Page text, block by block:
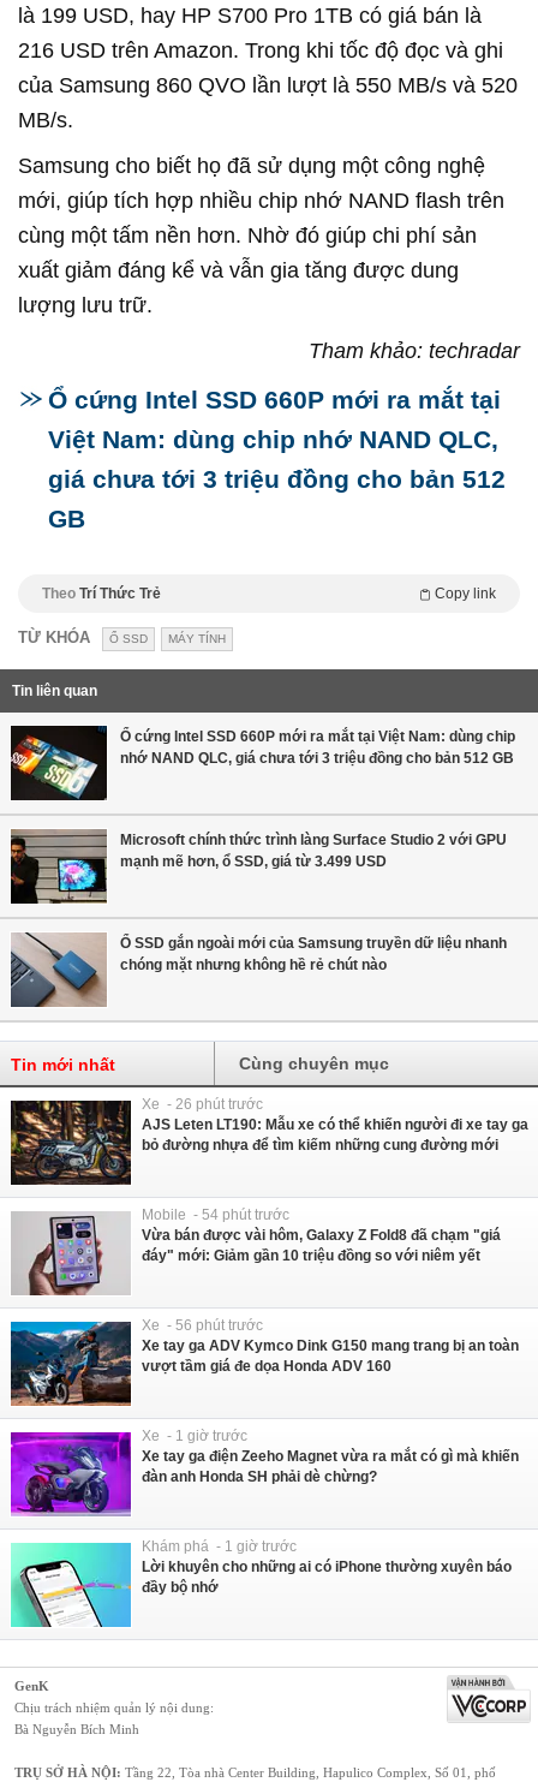
là 199 USD, hay HP S700 Pro 1TB có giá bán là
216 USD trên Amazon. Trong khi tốc độ đọc và ghi
của Samsung 860 QVO lần lượt là 550 MB/s và 520
MB/s.
Samsung cho biết họ đã sử dụng một công nghệ
mới, giúp tích hợp nhiều chip nhớ NAND flash trên
cùng một tấm nền hơn. Nhờ đó giúp chi phí sản
xuất giảm đáng kể và vẫn gia tăng được dung
lượng lưu trữ.
Tham khảo: techradar
Ổ cứng Intel SSD 660P mới ra mắt tại
Việt Nam: dùng chip nhớ NAND QLC,
giá chưa tới 3 triệu đồng cho bản 512
GB
Theo Trí Thức Trẻ Copy link
TỪ KHÓA Ổ SSD MÁY TÍNH
Tin liên quan
Ổ cứng Intel SSD 660P mới ra mắt tại Việt Nam: dùng chip
nhớ NAND QLC, giá chưa tới 3 triệu đồng cho bản 512 GB
Microsoft chính thức trình làng Surface Studio 2 với GPU
mạnh mẽ hơn, ổ SSD, giá từ 3.499 USD
Ổ SSD gắn ngoài mới của Samsung truyền dữ liệu nhanh
chóng mặt nhưng không hề rẻ chút nào
Tin mới nhất Cùng chuyên mục
Xe - 26 phút trước
AJS Leten LT190: Mẫu xe có thể khiến người đi xe tay ga
bỏ đường nhựa để tìm kiếm những cung đường mới
Mobile - 54 phút trước
Vừa bán được vài hôm, Galaxy Z Fold8 đã chạm "giá
đáy" mới: Giảm gần 10 triệu đồng so với niêm yết
Xe - 56 phút trước
Xe tay ga ADV Kymco Dink G150 mang trang bị an toàn
vượt tầm giá đe dọa Honda ADV 160
Xe - 1 giờ trước
Xe tay ga điện Zeeho Magnet vừa ra mắt có gì mà khiến
đàn anh Honda SH phải dè chừng?
Khám phá - 1 giờ trước
Lời khuyên cho những ai có iPhone thường xuyên báo
đầy bộ nhớ
GenK
Chịu trách nhiệm quản lý nội dung:
Bà Nguyễn Bích Minh
TRỤ SỞ HÀ NỘI: Tầng 22, Tòa nhà Center Building, Hapulico Complex, Số 01, phố